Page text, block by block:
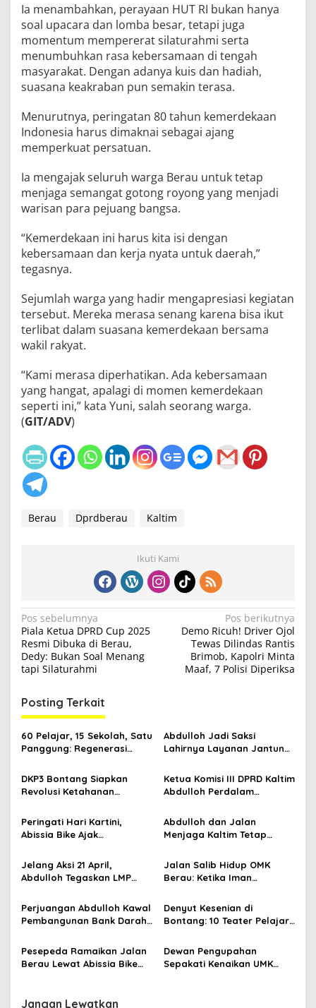
Ia menambahkan, perayaan HUT RI bukan hanya
soal upacara dan lomba besar, tetapi juga
momentum mempererat silaturahmi serta
menumbuhkan rasa kebersamaan di tengah
masyarakat. Dengan adanya kuis dan hadiah,
suasana keakraban pun semakin terasa.
Menurutnya, peringatan 80 tahun kemerdekaan
Indonesia harus dimaknai sebagai ajang
memperkuat persatuan.
Ia mengajak seluruh warga Berau untuk tetap
menjaga semangat gotong royong yang menjadi
warisan para pejuang bangsa.
“Kemerdekaan ini harus kita isi dengan
kebersamaan dan kerja nyata untuk daerah,”
tegasnya.
Sejumlah warga yang hadir mengapresiasi kegiatan
tersebut. Mereka merasa senang karena bisa ikut
terlibat dalam suasana kemerdekaan bersama
wakil rakyat.
“Kami merasa diperhatikan. Ada kebersamaan
yang hangat, apalagi di momen kemerdekaan
seperti ini,” kata Yuni, salah seorang warga.
(GIT/ADV)
Berau Dprdberau Kaltim
Ikuti Kami
N
a
v
i
g
a
s
i
p
o
s
Pos sebelumnya
Piala Ketua DPRD Cup 2025
Resmi Dibuka di Berau,
Dedy: Bukan Soal Menang
tapi Silaturahmi
Pos berikutnya
Demo Ricuh! Driver Ojol
Tewas Dilindas Rantis
Brimob, Kapolri Minta
Maaf, 7 Polisi Diperiksa
Posting Terkait
60 Pelajar, 15 Sekolah, Satu
Panggung: Regenerasi
Jalannya
Abdulloh Jadi Saksi
Lahirnya Layanan Jantung
Jawaban Kebutuhan
Rakyat
DKP3 Bontang Siapkan
Revolusi Ketahanan
Smartani Jadi Senjata
Ketua Komisi III DPRD Kaltim
Abdulloh Perdalam
Bangku Doktoral
Peringati Hari Kartini,
Abissia Bike Ajak
Sambil Berkebaya
Abdulloh dan Jalan
Menjaga Kaltim Tetap
Gelombang Aksi 21 April
Jelang Aksi 21 April,
Abdulloh Tegaskan LMP
Kondusifitas Bersama TNI-
Polri
Jalan Salib Hidup OMK
Berau: Ketika Iman
Panggung
Perjuangan Abdulloh Kawal
Pembangunan Bank Darah
Kesehatan Warga Utama
Denyut Kesenian di
Bontang: 10 Teater Pelajar
Proses Bernama AKSARA
Pesepeda Ramaikan Jalan
Berau Lewat Abissia Bike
Dewan Pengupahan
Sepakati Kenaikan UMK
Jangan Lewatkan